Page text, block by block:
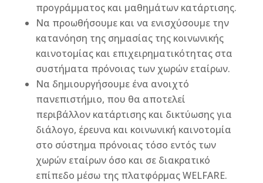
προγράμματος και μαθημάτων κατάρτισης.
Να προωθήσουμε και να ενισχύσουμε την
κατανόηση της σημασίας της κοινωνικής
καινοτομίας και επιχειρηματικότητας στα
συστήματα πρόνοιας των χωρών εταίρων.
Να δημιουργήσουμε ένα ανοιχτό
πανεπιστήμιο, που θα αποτελεί
περιβάλλον κατάρτισης και δικτύωσης για
διάλογο, έρευνα και κοινωνική καινοτομία
στο σύστημα πρόνοιας τόσο εντός των
χωρών εταίρων όσο και σε διακρατικό
επίπεδο μέσω της πλατφόρμας WELFARE.